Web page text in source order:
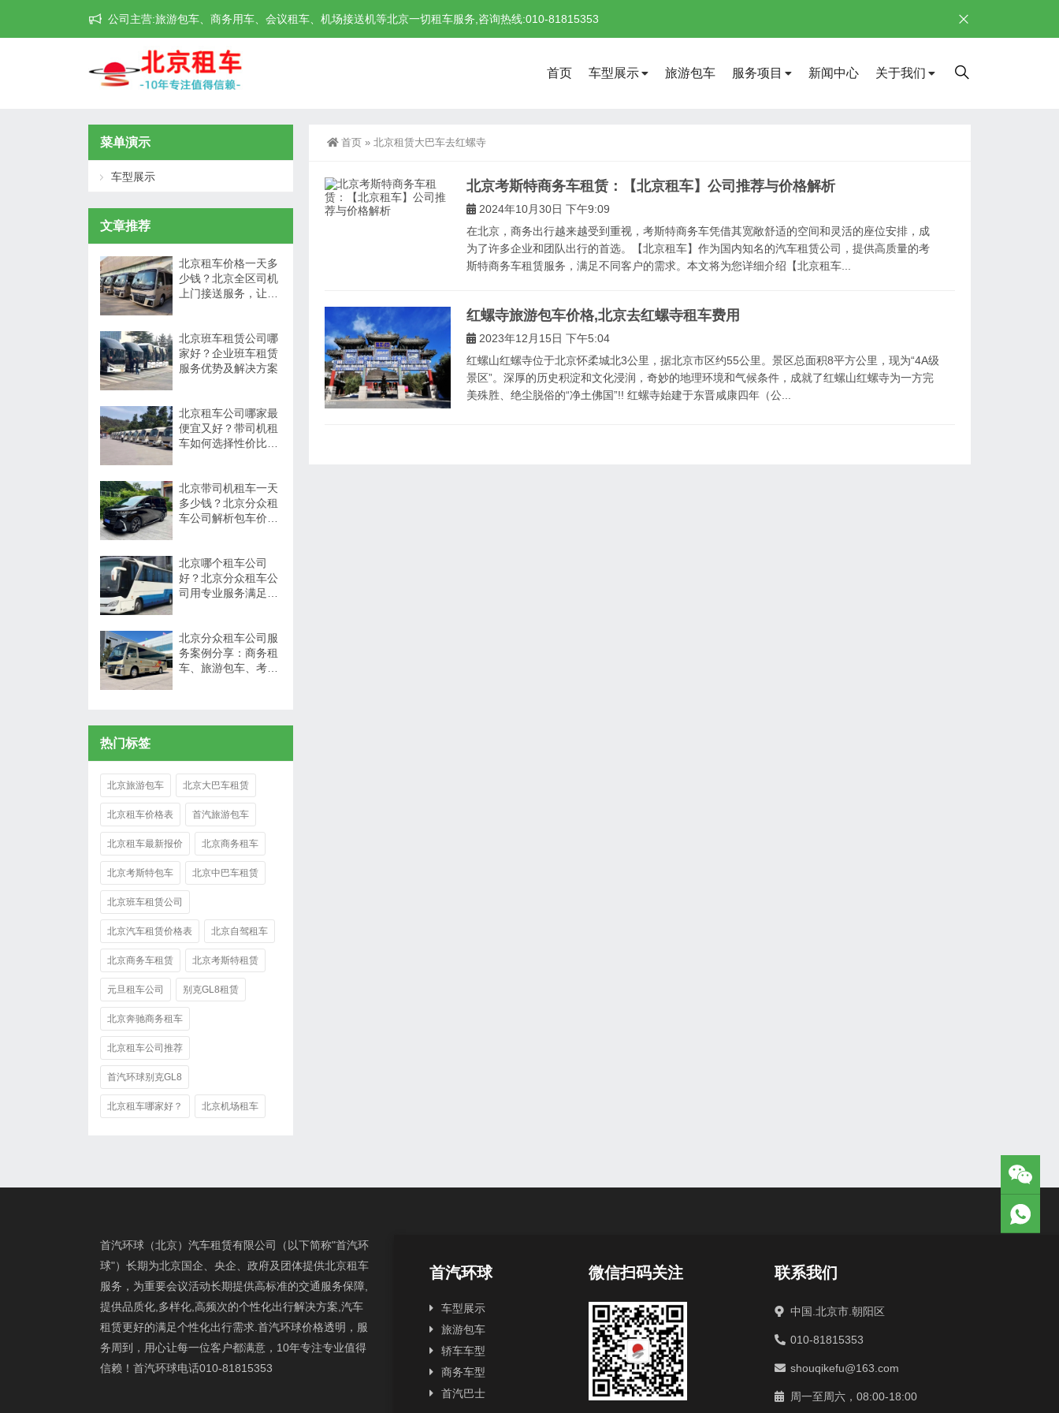
公司主营:旅游包车、商务用车、会议租车、机场接送机等北京一切租车服务,咨询热线:010-81815353
首页 车型展示 旅游包车 服务项目 新闻中心 关于我们
首页 » 北京租赁大巴车去红螺寺
北京考斯特商务车租赁：【北京租车】公司推荐与价格解析
2024年10月30日 下午9:09
在北京，商务出行越来越受到重视，考斯特商务车凭借其宽敞舒适的空间和灵活的座位安排，成
为了许多企业和团队出行的首选。【北京租车】作为国内知名的汽车租赁公司，提供高质量的考
斯特商务车租赁服务，满足不同客户的需求。本文将为您详细介绍【北京租车...
红螺寺旅游包车价格,北京去红螺寺租车费用
2023年12月15日 下午5:04
红螺山红螺寺位于北京怀柔城北3公里，据北京市区约55公里。景区总面积8平方公里，现为“4A级
景区”。深厚的历史积淀和文化浸润，奇妙的地理环境和气候条件，成就了红螺山红螺寺为一方完
美殊胜、绝尘脱俗的“净土佛国”!! 红螺寺始建于东晋咸康四年（公...
菜单演示
车型展示
文章推荐
北京租车价格一天多
少钱？北京全区司机
上门接送服务，让出
北京班车租赁公司哪
家好？企业班车租赁
服务优势及解决方案
北京租车公司哪家最
便宜又好？带司机租
车如何选择性价比高
北京带司机租车一天
多少钱？北京分众租
车公司解析包车价格
北京哪个租车公司
好？北京分众租车公
司用专业服务满足商
北京分众租车公司服
务案例分享：商务租
车、旅游包车、考斯
热门标签
北京旅游包车 北京大巴车租赁
北京租车价格表 首汽旅游包车
北京租车最新报价 北京商务租车
北京考斯特包车 北京中巴车租赁
北京班车租赁公司
北京汽车租赁价格表 北京自驾租车
北京商务车租赁 北京考斯特租赁
元旦租车公司 别克GL8租赁
北京奔驰商务租车
北京租车公司推荐
首汽环球别克GL8
北京租车哪家好？ 北京机场租车
首汽环球（北京）汽车租赁有限公司（以下简称"首汽环
球"）长期为北京国企、央企、政府及团体提供北京租车
服务，为重要会议活动长期提供高标准的交通服务保障,
提供品质化,多样化,高频次的个性化出行解决方案,汽车
租赁更好的满足个性化出行需求.首汽环球价格透明，服
务周到，用心让每一位客户都满意，10年专注专业值得
信赖！首汽环球电话010-81815353
首汽环球
车型展示
旅游包车
轿车车型
商务车型
首汽巴士
微信扫码关注 联系我们
中国.北京市.朝阳区
010-81815353
shouqikefu@163.com
周一至周六，08:00-18:00